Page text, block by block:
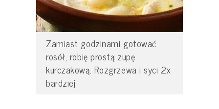
Zamiast godzinami gotować
rosół, robię prostą zupę
kurczakową. Rozgrzewa i syci 2x
bardziej